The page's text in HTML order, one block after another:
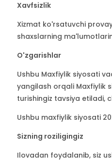
Xavfsizlik
Xizmat ko'rsatuvchi
shaxslarning
O'zgarishlar
Ushbu Maxfiylik siyosati
yangilash orqali Maxfiylik
turishingiz tavsiya etiladi,
Ushbu maxfiylik siyosati
Sizning roziligingiz
Ilovadan foydalanib, siz